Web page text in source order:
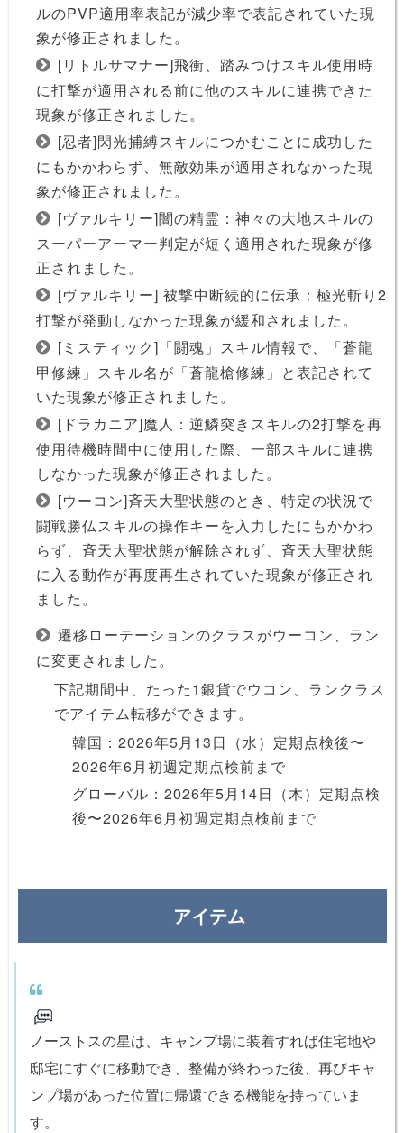
ルのPVP適用率表記が減少率で表記されていた現
象が修正されました。
[リトルサマナー]飛衝、踏みつけスキル使用時
に打撃が適用される前に他のスキルに連携できた
現象が修正されました。
[忍者]閃光捕縛スキルにつかむことに成功した
にもかかわらず、無敵効果が適用されなかった現
象が修正されました。
[ヴァルキリー]闇の精霊：神々の大地スキルの
スーパーアーマー判定が短く適用された現象が修
正されました。
[ヴァルキリー] 被撃中断続的に伝承：極光斬り2
打撃が発動しなかった現象が緩和されました。
[ミスティック]「闘魂」スキル情報で、「蒼龍
甲修練」スキル名が「蒼龍槍修練」と表記されて
いた現象が修正されました。
[ドラカニア]魔人：逆鱗突きスキルの2打撃を再
使用待機時間中に使用した際、一部スキルに連携
しなかった現象が修正されました。
[ウーコン]斉天大聖状態のとき、特定の状況で
闘戦勝仏スキルの操作キーを入力したにもかかわ
らず、斉天大聖状態が解除されず、斉天大聖状態
に入る動作が再度再生されていた現象が修正され
ました。
遷移ローテーションのクラスがウーコン、ラン
に変更されました。
下記期間中、たった1銀貨でウコン、ランクラス
でアイテム転移ができます。
韓国：2026年5月13日（水）定期点検後〜
2026年6月初週定期点検前まで
グローバル：2026年5月14日（木）定期点検
後〜2026年6月初週定期点検前まで
アイテム
ノーストスの星は、キャンプ場に装着すれば住宅地や
邸宅にすぐに移動でき、整備が終わった後、再びキャ
ンプ場があった位置に帰還できる機能を持っていま
す。